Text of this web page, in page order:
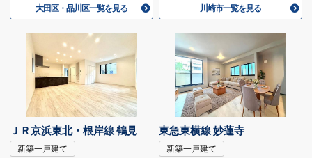
大田区・品川区一覧を見る 川崎市一覧を見る
ＪＲ京浜東北・根岸線 鶴見
新築一戸建て
東急東横線 妙蓮寺
新築一戸建て